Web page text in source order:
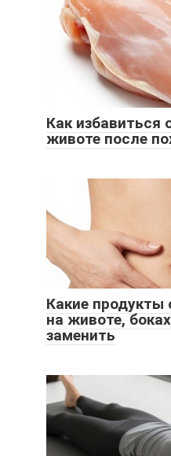
Как избавиться
животе после
Какие
на животе,
заменить